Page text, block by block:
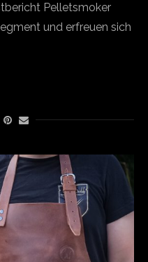
Pelletsmoker
und erfreuen sich